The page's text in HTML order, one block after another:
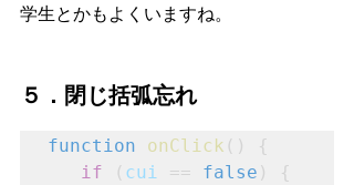
学生とかもよくいますね。
５．閉じ括弧忘れ
function onClick () {
if ( cui == false ) {